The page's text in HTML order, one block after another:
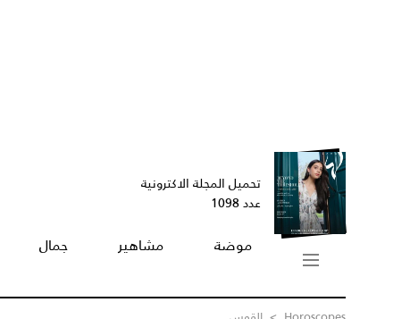
تحميل المجلة الاكترونية
عدد 1098
موضة مشاهير جمال